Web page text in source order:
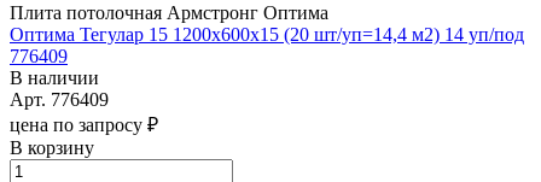
Плита потолочная Армстронг Оптима
Оптима Тегулар 15 1200х600х15 (20 шт/уп=14,4 м2) 14 уп/под
776409
В наличии
Арт. 776409
цена по запросу ₽
В корзину